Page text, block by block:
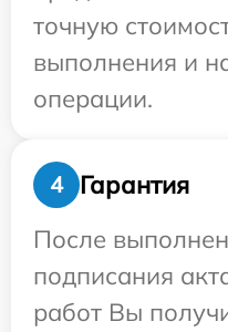
точную
выполнения и
операции.
4
Гарантия
После
подписания
работ Вы